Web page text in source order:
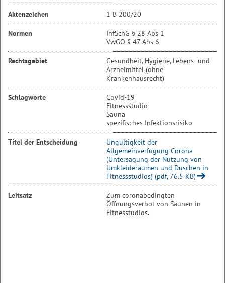
Aktenzeichen 1 B 200/20
Normen
InfSchG § 28 Abs 1
VwGO § 47 Abs 6
Rechtsgebiet
Gesundheit, Hygiene, Lebens- und
Arzneimittel (ohne
Krankenhausrecht)
Schlagworte
Covid-19
Fitnessstudio
Sauna
spezifisches Infektionsrisiko
Titel der Entscheidung
Ungültigkeit der
Allgemeinverfügung Corona
(Untersagung der Nutzung von
Umkleideräumen und Duschen in
Fitnessstudios) (pdf, 76.5 KB)
Leitsatz
Zum coronabedingten
Öffnungsverbot von Saunen in
Fitnesstudios.